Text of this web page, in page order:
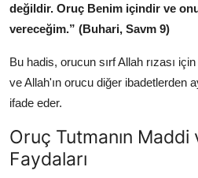
değildir. Oruç Benim içindir ve
vereceğim.” (Buhari, Savm 9)
Bu hadis, orucun sırf Allah rızası
ve Allah'ın orucu diğer ibadetlerden
ifade eder.
Oruç Tutmanın Maddi
Faydaları